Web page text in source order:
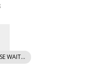
WAIT...